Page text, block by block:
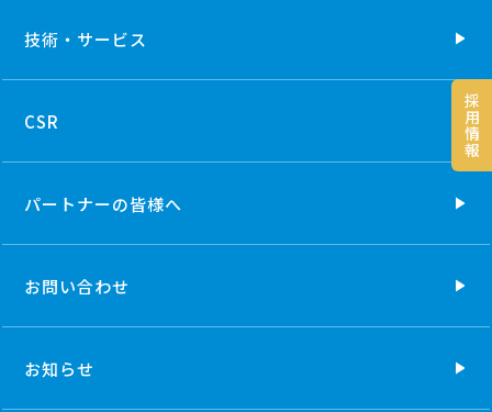
採
用
情
報
技術・ サービス
CSR
パートナーの皆様へ
お問い合わせ
お知らせ